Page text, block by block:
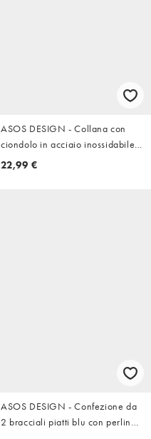
ASOS DESIGN - Collana con
ciondolo in acciaio inossidabile
resistente all'acqua argentato a
22,99 €
ASOS DESIGN - Confezione da
2 bracciali piatti blu con perline